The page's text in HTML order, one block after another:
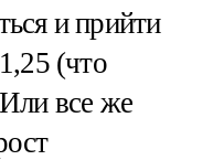
и прийти
(что
все же